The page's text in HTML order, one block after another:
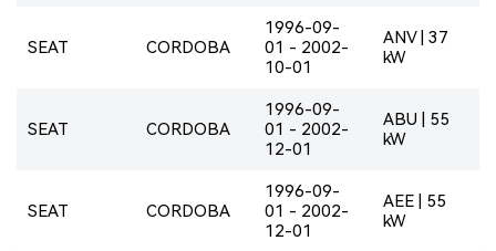
SEAT CORDOBA
1996-09-
01 - 2002-
10-01
ANV | 37
kW
SEAT CORDOBA
1996-09-
01 - 2002-
12-01
ABU | 55
kW
SEAT CORDOBA
1996-09-
01 - 2002-
12-01
AEE | 55
kW